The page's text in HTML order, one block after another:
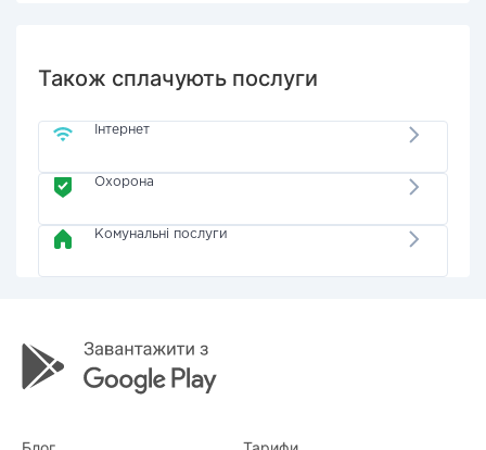
Також сплачують послуги
Інтернет
Охорона
Комунальні послуги